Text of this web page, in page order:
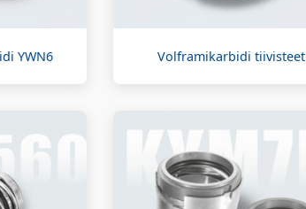
YWN6 Volframikarbidi tiivisteet